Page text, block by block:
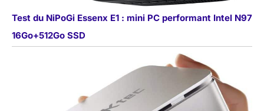
Test du NiPoGi Essenx E1 : mini PC performant Intel N97
16Go+512Go SSD